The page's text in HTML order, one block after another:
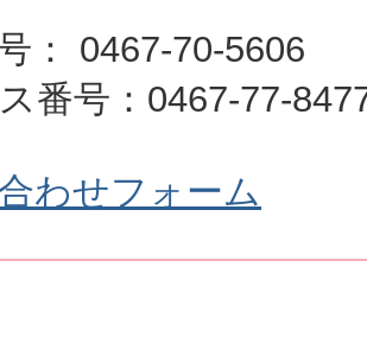
： 0467-70-5606
番号：0467-77-
わせフォーム